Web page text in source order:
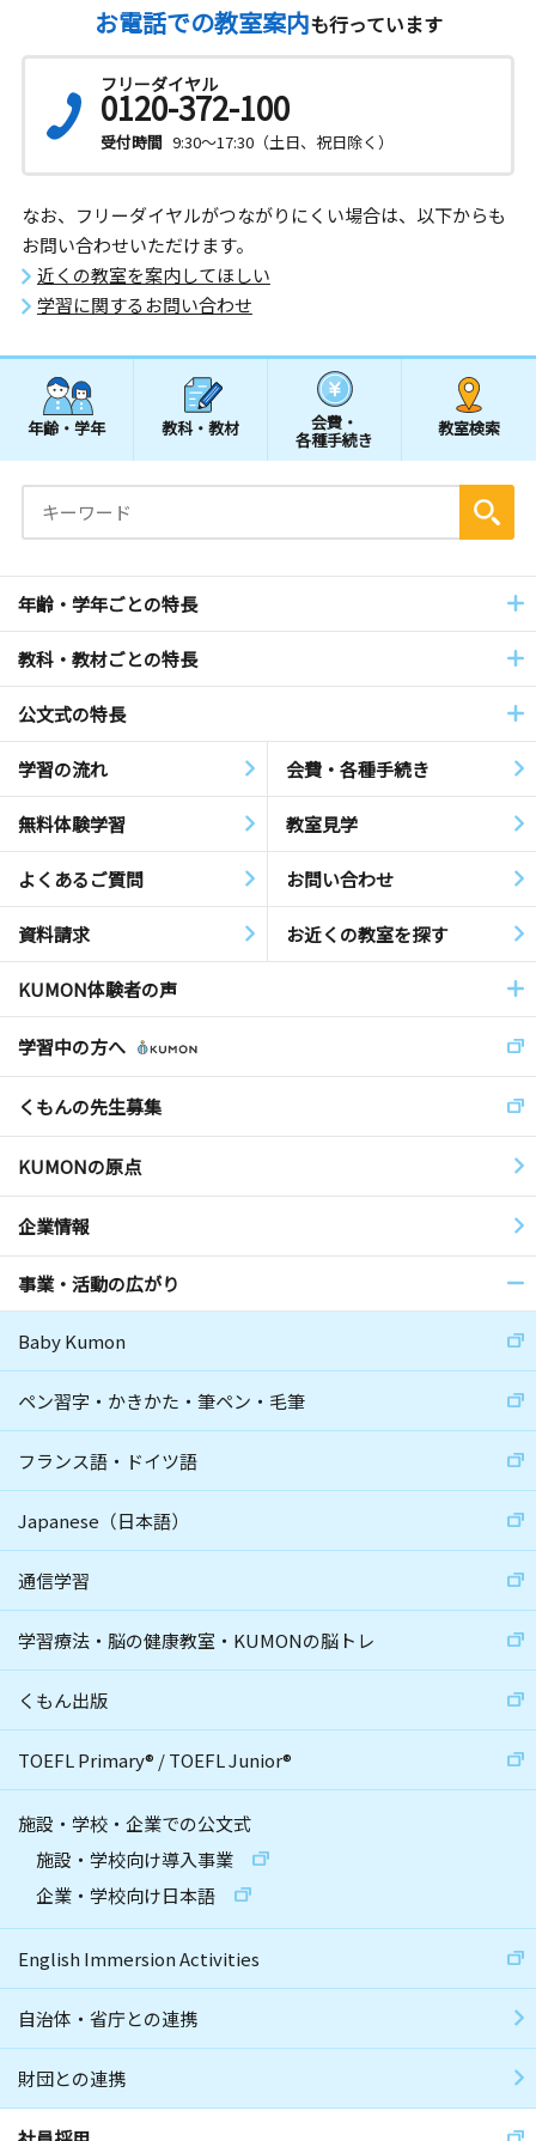
お電話での教室案内も行っています
フリーダイヤル
0120-372-100
受付時間 9:30～17:30（土日、祝日除く）
なお、フリーダイヤルがつながりにくい場合は、以下からも
お問い合わせいただけます。
近くの教室を案内してほしい
学習に関するお問い合わせ
年齢・学年 教科・教材 会費・
各種手続き
教室検索
年齢・学年ごとの特長
教科・教材ごとの特長
公文式の特長
学習の流れ 会費・各種手続き
無料体験学習 教室見学
よくあるご質問 お問い合わせ
資料請求 お近くの教室を探す
KUMON体験者の声
学習中の方へ
くもんの先生募集
KUMONの原点
企業情報
事業・活動の広がり
Baby Kumon
ペン習字・かきかた・筆ペン・毛筆
フランス語・ドイツ語
Japanese（日本語）
通信学習
学習療法・脳の健康教室・KUMONの脳トレ
くもん出版
TOEFL Primary® /TOEFL Junior®
施設・学校・企業での公文式
施設・学校向け導入事業
企業・学校向け日本語
English Immersion Activities
自治体・省庁との連携
財団との連携